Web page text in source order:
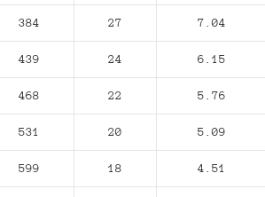
384 27 7.04
439 24 6.15
468 22 5.76
531 20 5.09
599 18 4.51